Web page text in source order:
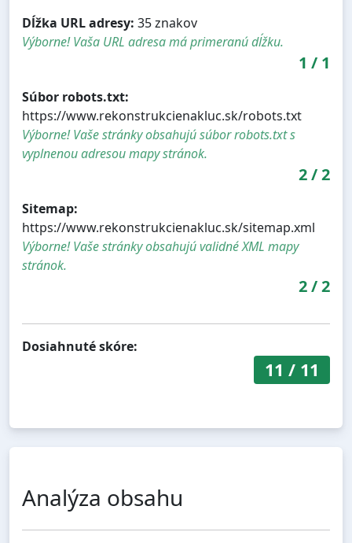
Dĺžka URL adresy: 35 znakov
Výborne! Vaša URL adresa má primeranú dĺžku.
1 / 1
Súbor robots.txt:
https://www.rekonstrukcienakluc.sk/robots.txt
Výborne! Vaše stránky obsahujú súbor robots.txt s
vyplnenou adresou mapy stránok.
2/2
Sitemap:
https://www.rekonstrukcienakluc.sk/sitemap.xml
Výborne! Vaše stránky obsahujú validné XML mapy
stránok.
2/2
Dosiahnuté skóre:
11 / 11
Analýza obsahu